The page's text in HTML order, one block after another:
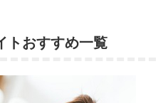
トおすすめ一覧